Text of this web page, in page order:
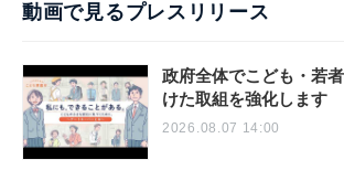
動画で見るプレスリリース
政府全体でこども・若
けた取組を強化します
2026.08.07 14:00